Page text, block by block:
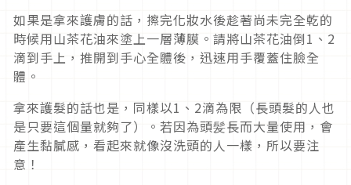
如果是拿來護膚的話，擦完化妝水後趁著尚未完全乾的
時候用山茶花油來塗上一層薄膜。請將山茶花油倒1、2
滴到手上，推開到手心全體後，迅速用手覆蓋住臉全
體。
拿來護髮的話也是，同樣以1、2滴為限（長頭髮的人也
是只要這個量就夠了）。若因為頭髪長而大量使用，會
產生黏膩感，看起來就像沒洗頭的人一樣，所以要注
意！